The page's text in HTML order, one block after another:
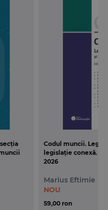
la dezbateri
doar o mică parte
de această lucrare
noi problematizări și
scopul va fi fost atins cu
Codul muncii.
legislație conexă.
2026
Marius Eftimie
59,00 ron
NOU